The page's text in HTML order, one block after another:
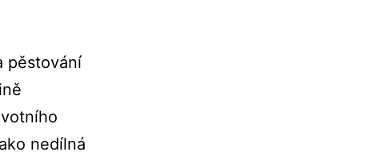
pěstování
nedílná